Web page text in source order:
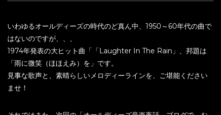
いわゆるオールディーズの時代のど真ん中、1950～60年代の曲で
はないのですが、、、
1974年発表の大ヒット曲「「Laughter In The Rain」、邦題は
「雨に微笑（ほほえみ）を」です。
見事な歌声と、素晴らしいメロディーラインを、ご堪能ください
ませ！